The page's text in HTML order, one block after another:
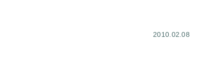
2010.02.08